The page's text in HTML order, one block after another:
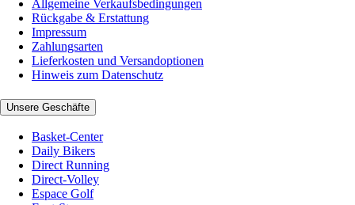
Allgemeine Verkaufsbedingungen
Rückgabe & Erstattung
Impressum
Zahlungsarten
Lieferkosten und Versandoptionen
Hinweis zum Datenschutz
Unsere Geschäfte
Basket-Center
Daily Bikers
Direct Running
Direct-Volley
Espace Golf